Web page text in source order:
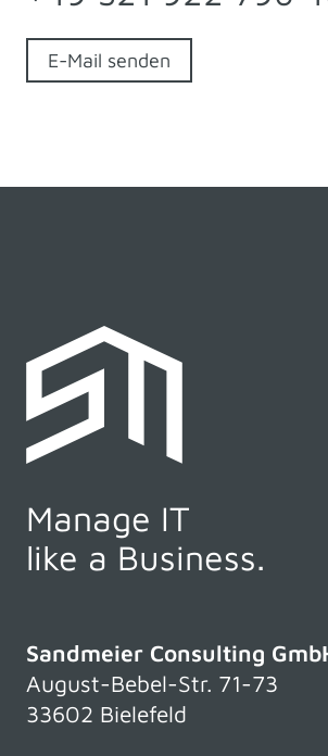
E-Mail senden
Manage IT
like a Business.
Sandmeier Consulting
August-Bebel-Str. 71-73
33602 Bielefeld